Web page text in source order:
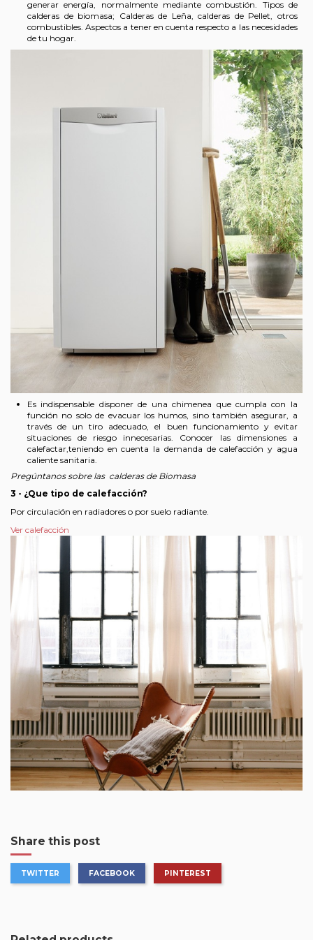
generar energía, normalmente mediante combustión. Tipos de
calderas de biomasa; Calderas de Leña, calderas de Pellet, otros
combustibles. Aspectos a tener en cuenta respecto a las necesidades
de tu hogar.
Es indispensable disponer de una chimenea que cumpla con la
función no solo de evacuar los humos, sino también asegurar, a
través de un tiro adecuado, el buen funcionamiento y evitar
situaciones de riesgo innecesarias. Conocer las dimensiones a
calefactar,teniendo en cuenta la demanda de calefacción y agua
caliente sanitaria.
Pregúntanos sobre las calderas de Biomasa
3 - ¿Que tipo de calefacción?
Por circulación en radiadores o por suelo radiante.
Ver calefacción
Share this post
TWITTER FACEBOOK PINTEREST